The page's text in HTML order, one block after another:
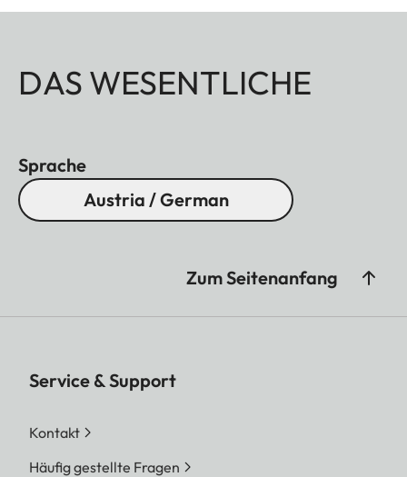
DAS WESENTLICHE
Sprache
Austria / German
Zum Seitenanfang
Service & Support
Kontakt
Häufig gestellte Fragen